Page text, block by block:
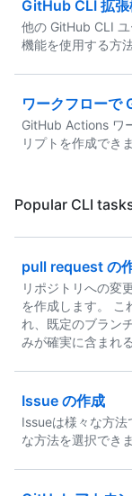
GitHub CLI 拡張
他の GitHub CLI
機能を使用する方
ワークフローで
GitHub Actions ワ
リプトを作成できま
Popular CLI
pull request の
リポジトリへの変
を作成します。 こ
れ、既定のブラン
みが確実に含まれ
Issue の作成
Issueは様々な方
な方法を選択できま